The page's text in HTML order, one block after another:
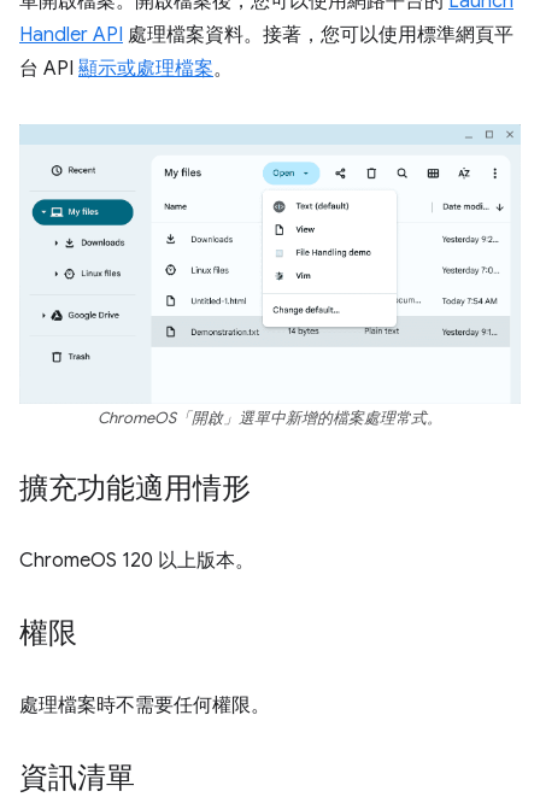
Handler API 處理檔案資料。接著，您可以使用標準網頁平
台 API 顯示或處理檔案。
ChromeOS「開啟」選單中新增的檔案處理常式。
擴充功能適用情形
ChromeOS 120 以上版本。
權限
處理檔案時不需要任何權限。
資訊清單